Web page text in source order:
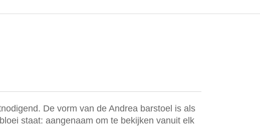
De vorm van de Andrea barstoel is als
staat: aangenaam om te bekijken vanuit elk